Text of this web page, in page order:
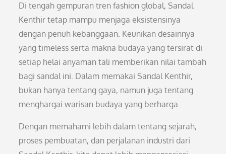
Di tengah gempuran tren fashion global, Sandal
Kenthir tetap mampu menjaga eksistensinya
dengan penuh kebanggaan. Keunikan desainnya
yang timeless serta makna budaya yang tersirat di
setiap helai anyaman tali memberikan nilai tambah
bagi sandal ini. Dalam memakai Sandal Kenthir,
bukan hanya tentang gaya, namun juga tentang
menghargai warisan budaya yang berharga.
Dengan memahami lebih dalam tentang sejarah,
proses pembuatan, dan perjalanan industri dari